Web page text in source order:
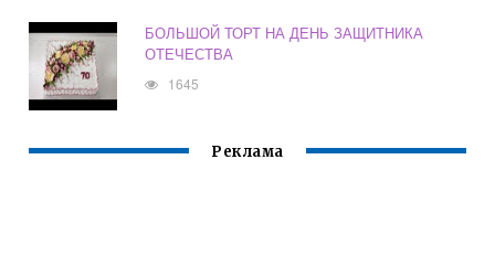
БОЛЬШОЙ ТОРТ НА ДЕНЬ ЗАЩИТНИКА
ОТЕЧЕСТВА
1645
Реклама